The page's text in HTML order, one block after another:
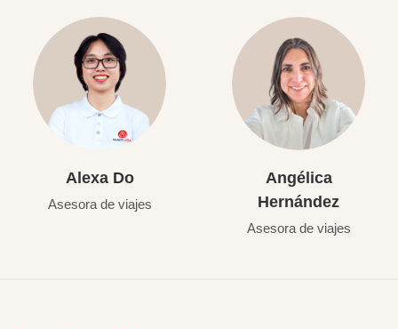
Alexa Do
Asesora de viajes
Angélica
Hernández
Asesora de viajes